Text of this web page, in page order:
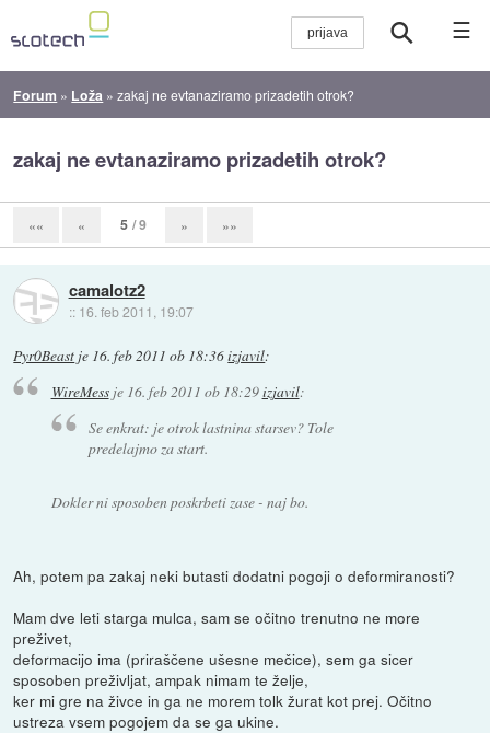
☰
Forum » Loža »zakaj ne evtanaziramo prizadetih otrok?
zakaj ne evtanaziramo prizadetih otrok?
«« « 5 / 9 » »»
camalotz2
:: 16. feb 2011, 19:07
Pyr0Beast je 16. feb 2011 ob 18:36izjavil:
WireMessje 16. feb 2011 ob 18:29izjavil:
Se enkrat: je otrok lastnina starsev? Tole
predelajmo za start.
Dokler ni sposoben poskrbeti zase - naj bo.
Ah, potem pa zakaj neki butasti dodatni pogoji o deformiranosti?
Mam dve leti starga mulca, sam se očitno trenutno ne more
preživet,
deformacijo ima (priraščene ušesne mečice), sem ga sicer
sposoben preživljat, ampak nimam te želje,
ker mi gre na živce in ga ne morem tolk žurat kot prej. Očitno
ustreza vsem pogojem da se ga ukine.